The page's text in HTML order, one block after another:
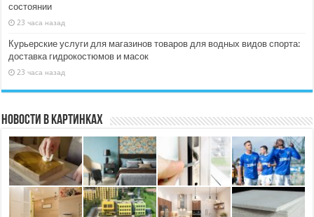
состоянии
23 часа назад
Курьерские услуги для магазинов товаров для водных видов спорта:
доставка гидрокостюмов и масок
23 часа назад
Новости в картинках